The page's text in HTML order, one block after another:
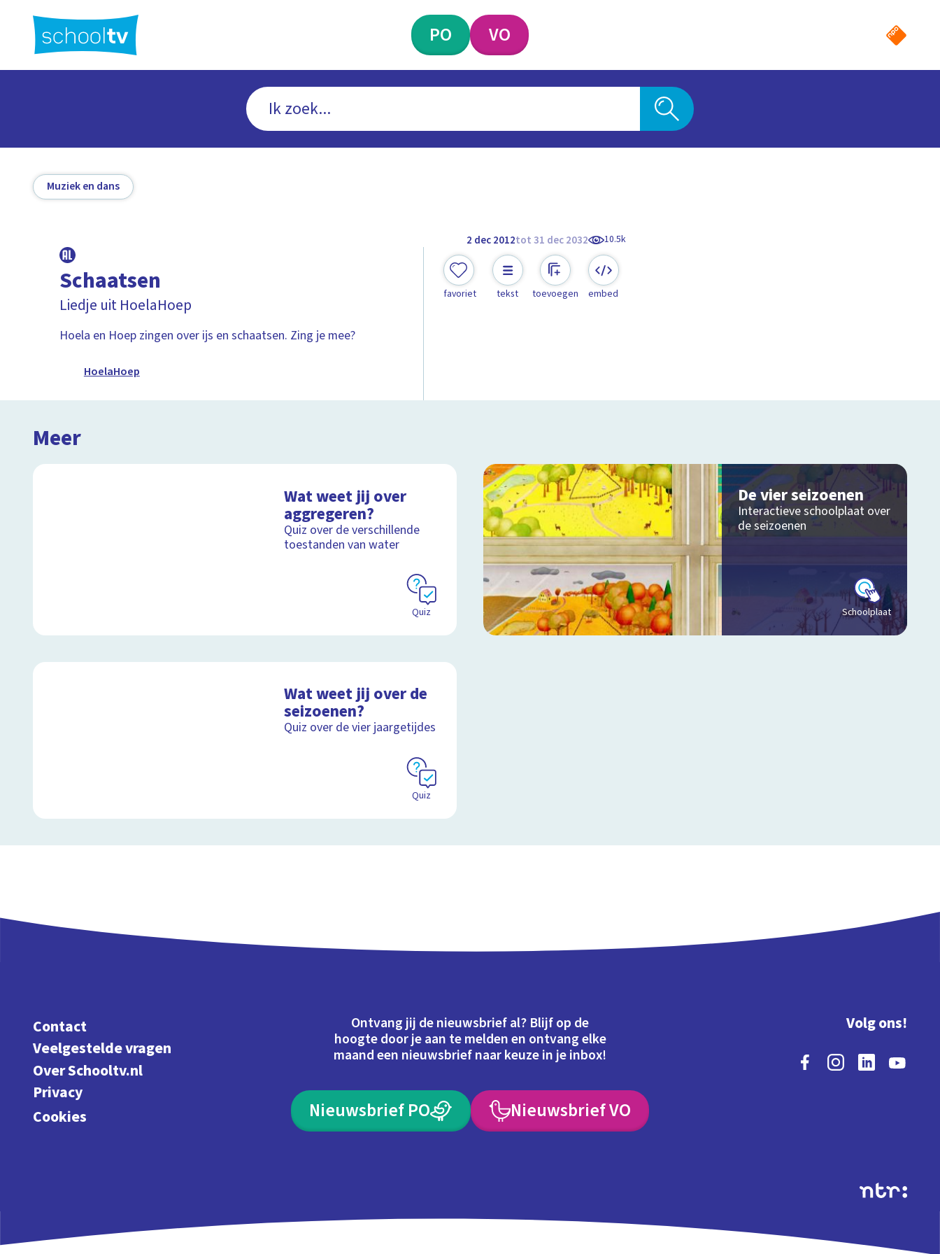
hoofdinhoud
PO VO
Muziek en dans
2 dec 2012tot 31 dec 2032 10.5k
Schaatsen
Liedje uit HoelaHoep
Hoela en Hoep zingen over ijs en schaatsen. Zing je mee?
HoelaHoep
favoriet tekst toevoegen embed
Meer
Wat weet jij over
aggregeren?
Quiz over de verschillende
toestanden van water
Quiz
De vier seizoenen
Interactieve schoolplaat over
de seizoenen
Schoolplaat
Wat weet jij over de
seizoenen?
Quiz over de vier jaargetijdes
Quiz
Contact
Veelgestelde vragen
Over Schooltv.nl
Privacy
Cookies
Ontvang jij de nieuwsbrief al? Blijf op de
hoogte door je aan te melden en ontvang elke
maand een nieuwsbrief naar keuze in je inbox!
Nieuwsbrief PO Nieuwsbrief VO
Volg ons!